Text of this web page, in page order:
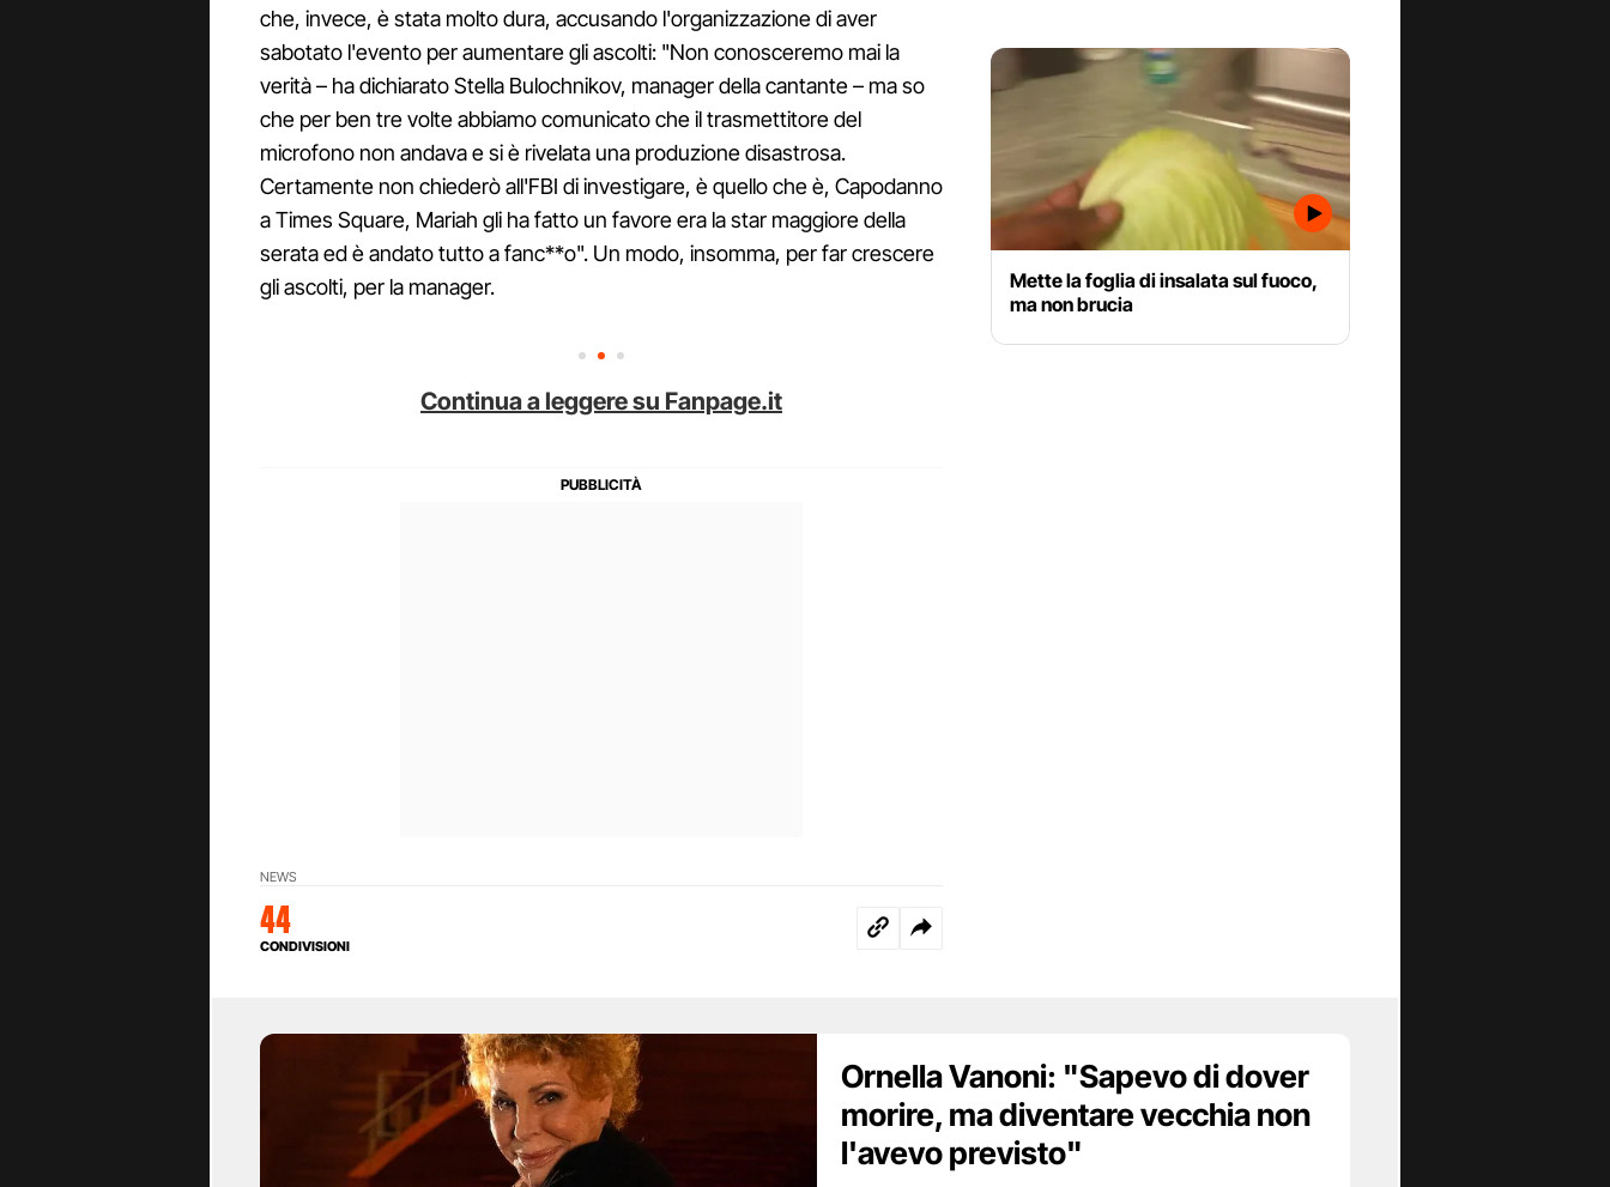
che, invece, è stata molto dura, accusando l'organizzazione di aver
sabotato l'evento per aumentare gli ascolti: "Non conosceremo mai la
verità – ha dichiarato Stella Bulochnikov, manager della cantante – ma so
che per ben tre volte abbiamo comunicato che il trasmettitore del
microfono non andava e si è rivelata una produzione disastrosa.
Certamente non chiederò all'FBI di investigare, è quello che è, Capodanno
a Times Square, Mariah gli ha fatto un favore era la star maggiore della
serata ed è andato tutto a fanc**o". Un modo, insomma, per far crescere
gli ascolti, per la manager.
Continua a leggere su Fanpage.it
NEWS
44
CONDIVISIONI
Mette la foglia di insalata sul fuoco,
ma non brucia
Ornella Vanoni: "Sapevo di dover
morire, ma diventare vecchia non
l'avevo previsto"